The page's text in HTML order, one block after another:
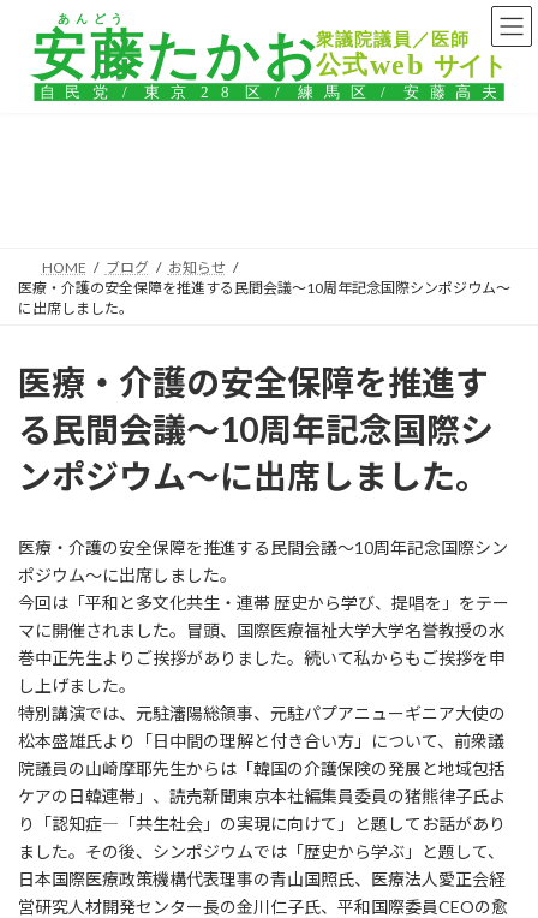
HOME ブログ
お知らせ
医療・介護の安全保障を推進する民間会議～10周年記念国際シンポジウム～
に出席しました。
医療・介護の安全保障を推進す
る民間会議～10周年記念国際シ
ンポジウム～に出席しました。
医療・介護の安全保障を推進する民間会議～10周年記念国際シン
ポジウム～に出席しました。
今回は「平和と多文化共生・連帯 歴史から学び、提唱を」をテー
マに開催されました。冒頭、国際医療福祉大学大学名誉教授の水
巻中正先生よりご挨拶がありました。続いて私からもご挨拶を申
し上げました。
特別講演では、元駐瀋陽総領事、元駐パプアニューギニア大使の
松本盛雄氏より「日中間の理解と付き合い方」について、前衆議
院議員の山崎摩耶先生からは「韓国の介護保険の発展と地域包括
ケアの日韓連帯」、読売新聞東京本社編集員委員の猪熊律子氏よ
り「認知症―「共生社会」の実現に向けて」と題してお話があり
ました。その後、シンポジウムでは「歴史から学ぶ」と題して、
日本国際医療政策機構代表理事の青山国照氏、医療法人愛正会経
営研究人材開発センター長の金川仁子氏、平和国際委員CEOの愈